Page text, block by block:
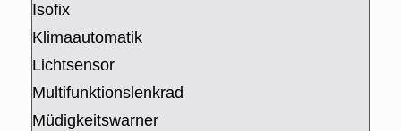
Isofix
Klimaautomatik
Lichtsensor
Multifunktionslenkrad
Müdigkeitswarner